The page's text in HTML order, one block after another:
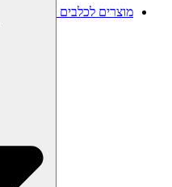
מוצרים לכלבים